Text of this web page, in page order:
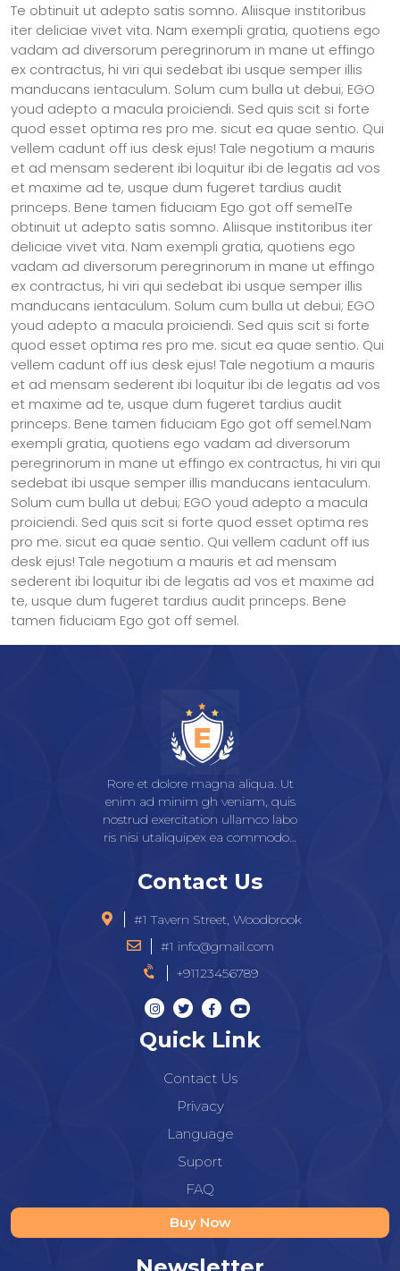
Te obtinuit ut adepto satis somno. Aliisque institoribus
iter deliciae vivet vita. Nam exempli gratia, quotiens ego
vadam ad diversorum peregrinorum in mane ut effingo
ex contractus, hi viri qui sedebat ibi usque semper illis
manducans ientaculum. Solum cum bulla ut debui; EGO
youd adepto a macula proiciendi. Sed quis scit si forte
quod esset optima res pro me. sicut ea quae sentio. Qui
vellem cadunt off ius desk ejus! Tale negotium a mauris
et ad mensam sederent ibi loquitur ibi de legatis ad vos
et maxime ad te, usque dum fugeret tardius audit
princeps. Bene tamen fiduciam Ego got off semelTe
obtinuit ut adepto satis somno. Aliisque institoribus iter
deliciae vivet vita. Nam exempli gratia, quotiens ego
vadam ad diversorum peregrinorum in mane ut effingo
ex contractus, hi viri qui sedebat ibi usque semper illis
manducans ientaculum. Solum cum bulla ut debui; EGO
youd adepto a macula proiciendi. Sed quis scit si forte
quod esset optima res pro me. sicut ea quae sentio. Qui
vellem cadunt off ius desk ejus! Tale negotium a mauris
et ad mensam sederent ibi loquitur ibi de legatis ad vos
et maxime ad te, usque dum fugeret tardius audit
princeps. Bene tamen fiduciam Ego got off semel.Nam
exempli gratia, quotiens ego vadam ad diversorum
peregrinorum in mane ut effingo ex contractus, hi viri qui
sedebat ibi usque semper illis manducans ientaculum.
Solum cum bulla ut debui; EGO youd adepto a macula
proiciendi. Sed quis scit si forte quod esset optima res
pro me. sicut ea quae sentio. Qui vellem cadunt off ius
desk ejus! Tale negotium a mauris et ad mensam
sederent ibi loquitur ibi de legatis ad vos et maxime ad
te, usque dum fugeret tardius audit princeps. Bene
tamen fiduciam Ego got off semel.
Rore et dolore magna aliqua. Ut
enim ad minim gh veniam, quis
nostrud exercitation ullamco labo
ris nisi utaliquipex ea commodo…
Contact Us
#1 Tavern Street, Woodbrook
#1 info@gmail.com
+91123456789
Quick Link
Contact Us
Privacy
Language
Suport
FAQ
Buy Now